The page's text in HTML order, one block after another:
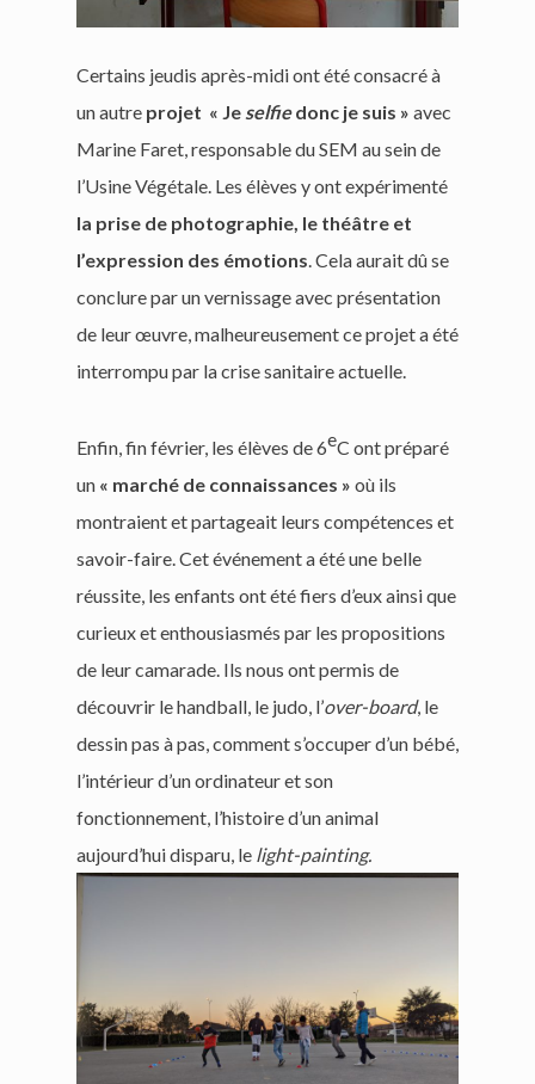
Certains jeudis après-midi ont été consacré à
un autre projet « Je selfiedonc je suis » avec
Marine Faret, responsable du SEM au sein de
l’Usine Végétale. L es élèves y ont expérimenté
la prise de photographie, le théâtre et
l’expression des émotions . Cela aurait dû se
conclure par un vernissage avec présentation
de leur œuvre, malheureusement ce projet a été
interrompu par la crise sanitaire actuelle.
Enfin, fin février, les élèves de 6eC ont préparé
un « marché de connaissances » où ils
montraient et partageait leurs compétences et
savoir-faire. Cet événement a été une belle
réussite, les enfants ont été fiers d’eux ainsi que
curieux et enthousiasmés par les propositions
de leur camarade. Ils nous ont permis de
découvrir le handball, le judo, l’over-board, le
dessin pas à pas, comment s’occuper d’un bébé,
l’intérieur d’un ordinateur et son
fonctionnement, l’histoire d’un animal
aujourd’hui disparu, le light-painting.